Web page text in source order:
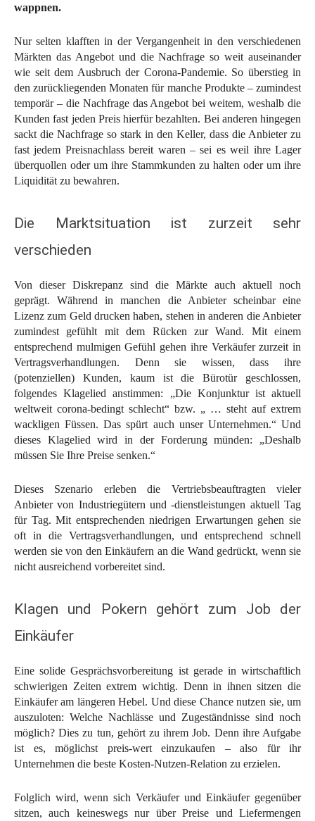
wappnen.
Nur selten klafften in der Vergangenheit in den verschiedenen
Märkten das Angebot und die Nachfrage so weit auseinander
wie seit dem Ausbruch der Corona-Pandemie. So überstieg in
den zurückliegenden Monaten für manche Produkte – zumindest
temporär – die Nachfrage das Angebot bei weitem, weshalb die
Kunden fast jeden Preis hierfür bezahlten. Bei anderen hingegen
sackt die Nachfrage so stark in den Keller, dass die Anbieter zu
fast jedem Preisnachlass bereit waren – sei es weil ihre Lager
überquollen oder um ihre Stammkunden zu halten oder um ihre
Liquidität zu bewahren.
Die Marktsituation ist zurzeit sehr
verschieden
Von dieser Diskrepanz sind die Märkte auch aktuell noch
geprägt. Während in manchen die Anbieter scheinbar eine
Lizenz zum Geld drucken haben, stehen in anderen die Anbieter
zumindest gefühlt mit dem Rücken zur Wand. Mit einem
entsprechend mulmigen Gefühl gehen ihre Verkäufer zurzeit in
Vertragsverhandlungen. Denn sie wissen, dass ihre
(potenziellen) Kunden, kaum ist die Bürotür geschlossen,
folgendes Klagelied anstimmen: „Die Konjunktur ist aktuell
weltweit corona-bedingt schlecht“ bzw. „ … steht auf extrem
wackligen Füssen. Das spürt auch unser Unternehmen.“ Und
dieses Klagelied wird in der Forderung münden: „Deshalb
müssen Sie Ihre Preise senken.“
Dieses Szenario erleben die Vertriebsbeauftragten vieler
Anbieter von Industriegütern und -dienstleistungen aktuell Tag
für Tag. Mit entsprechenden niedrigen Erwartungen gehen sie
oft in die Vertragsverhandlungen, und entsprechend schnell
werden sie von den Einkäufern an die Wand gedrückt, wenn sie
nicht ausreichend vorbereitet sind.
Klagen und Pokern gehört zum Job der
Einkäufer
Eine solide Gesprächsvorbereitung ist gerade in wirtschaftlich
schwierigen Zeiten extrem wichtig. Denn in ihnen sitzen die
Einkäufer am längeren Hebel. Und diese Chance nutzen sie, um
auszuloten: Welche Nachlässe und Zugeständnisse sind noch
möglich? Dies zu tun, gehört zu ihrem Job. Denn ihre Aufgabe
ist es, möglichst preis-wert einzukaufen – also für ihr
Unternehmen die beste Kosten-Nutzen-Relation zu erzielen.
Folglich wird, wenn sich Verkäufer und Einkäufer gegenüber
sitzen, auch keineswegs nur über Preise und Liefermengen